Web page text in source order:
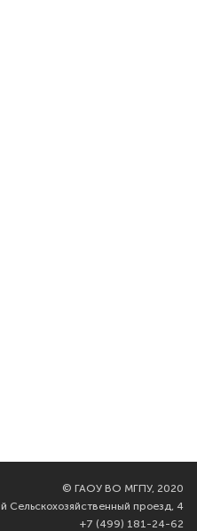
© ГАОУ ВО МГПУ, 2020
Сельскохозяйственный проезд, 4
+7 (499) 181-24-62